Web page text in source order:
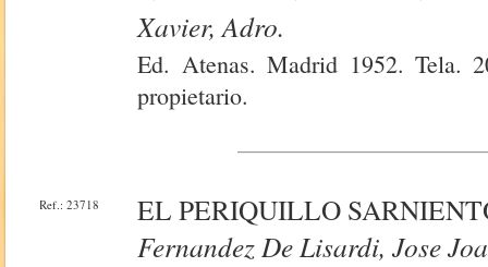
Xavier, Adro.
Ed. Atenas. Madrid 1952. Tela.
propietario.
Ref.: 23718
EL PERIQUILLO
Fernandez De Lisardi, Jose